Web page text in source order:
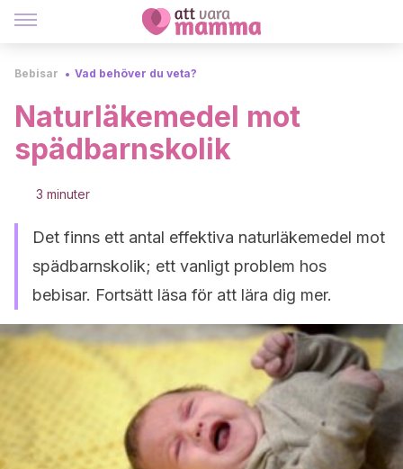
Bebisar Vad behöver du veta?
Naturläkemedel mot
spädbarnskolik
3 minuter
Det finns ett antal effektiva naturläkemedel mot
spädbarnskolik; ett vanligt problem hos
bebisar. Fortsätt läsa för att lära dig mer.